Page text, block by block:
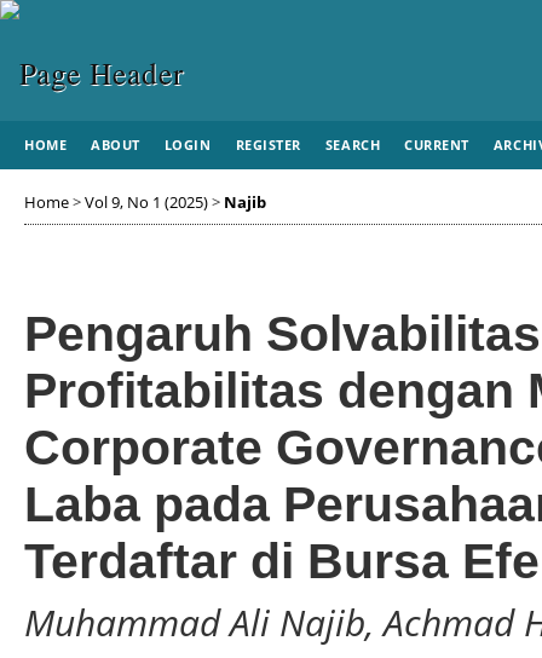
HOME ABOUT LOGIN REGISTER SEARCH CURRENT
Home>Vol 9, No 1 (2025)> Najib
Pengaruh
Profitabilitas dengan
Corporate
Laba pada
Terdaftar di Bursa
Muhammad Ali Najib, Achmad